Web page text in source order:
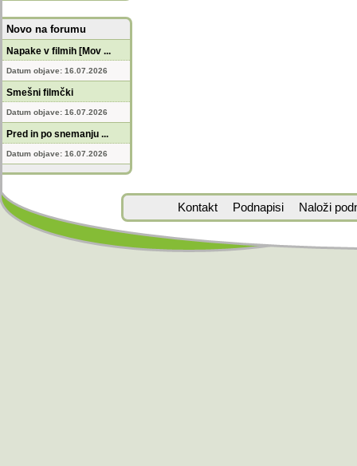
Novo na forumu
Napake v filmih [Mov ...
Datum objave: 16.07.2026
Smešni filmčki
Datum objave: 16.07.2026
Pred in po snemanju ...
Datum objave: 16.07.2026
Kontakt Podnapisi Naloži